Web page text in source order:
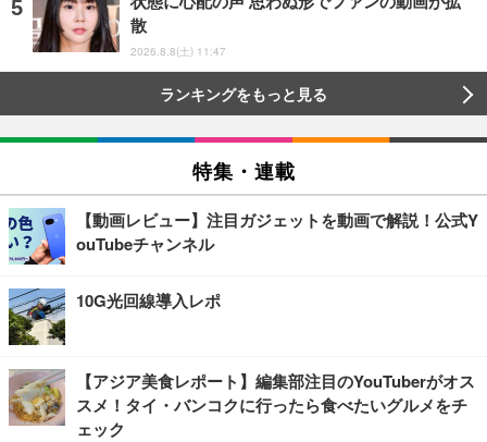
散
2026.8.8(土) 11:47
ランキングをもっと見る
特集・連載
【動画レビュー】注目ガジェットを動画で解説！公式Y
ouTubeチャンネル
10G光回線導入レポ
【アジア美食レポート】編集部注目のYouTuberがオス
スメ！タイ・バンコクに行ったら食べたいグルメをチ
ェック